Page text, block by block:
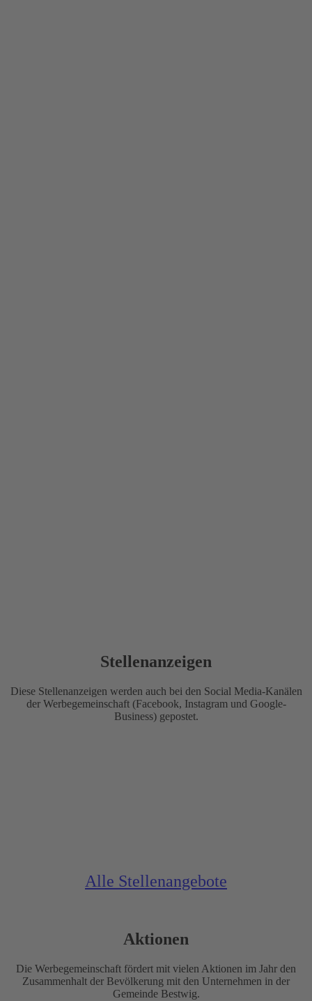
Stellenanzeigen
Diese Stellenanzeigen werden auch bei den Social Media-Kanälen
der Werbegemeinschaft (Facebook, Instagram und Google-
Business) gepostet.
Alle Stellenangebote
Aktionen
Die Werbegemeinschaft fördert mit vielen Aktionen im Jahr den
Zusammenhalt der Bevölkerung mit den Unternehmen in der
Gemeinde Bestwig.